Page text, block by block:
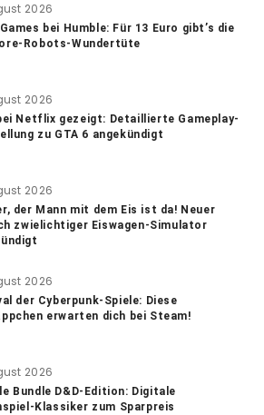
2026
Games bei Humble: Für 13 Euro gibt’s die
Robots-Wundertüte
2026
Netflix gezeigt: Detaillierte Gameplay-
zu GTA 6 angekündigt
2026
der Mann mit dem Eis ist da! Neuer
zwielichtiger Eiswagen-Simulator
2026
der Cyberpunk-Spiele: Diese
erwarten dich bei Steam!
2026
Bundle D&D-Edition: Digitale
Klassiker zum Sparpreis